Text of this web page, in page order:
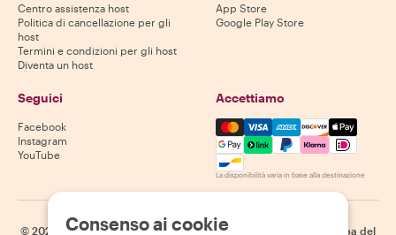
Centro assistenza host
Politica di cancellazione per gli
host
Termini e condizioni per gli host
Diventa un host
App Store
Google Play Store
Seguici
Facebook
Instagram
YouTube
Accettiamo
Mastercard, Visa, Amex,
La disponibilità varia in base alla destinazione
© 2026 Withlocals.com | Informativa sulla privacy Mappa del
Consenso ai cookie